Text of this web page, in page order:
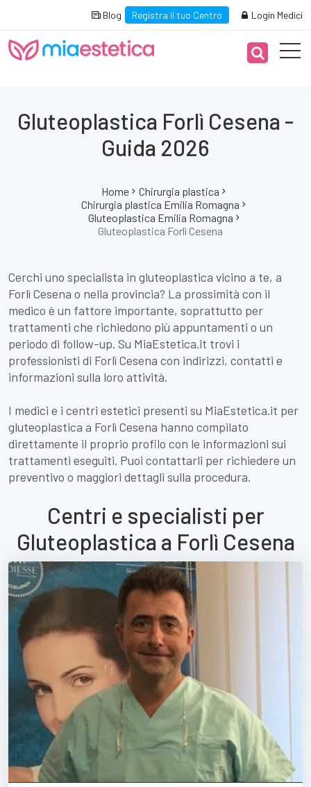
Blog Registra il tuo Centro Login Medici
Gluteoplastica Forlì Cesena -
Guida 2026
Home
Chirurgia plastica
Chirurgia plastica Emilia Romagna
Gluteoplastica Emilia Romagna
Gluteoplastica Forlì Cesena
Cerchi uno specialista in gluteoplastica vicino a te, a
Forlì Cesena o nella provincia? La prossimità con il
medico è un fattore importante, soprattutto per
trattamenti che richiedono più appuntamenti o un
periodo di follow-up. Su MiaEstetica.it trovi i
professionisti di Forlì Cesena con indirizzi, contatti e
informazioni sulla loro attività.
I medici e i centri estetici presenti su MiaEstetica.it per
gluteoplastica a Forlì Cesena hanno compilato
direttamente il proprio profilo con le informazioni sui
trattamenti eseguiti. Puoi contattarli per richiedere un
preventivo o maggiori dettagli sulla procedura.
Centri e specialisti per
Gluteoplastica a Forlì Cesena